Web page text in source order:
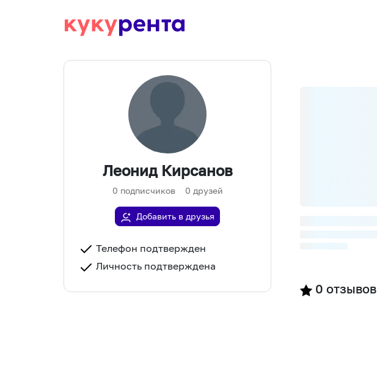
Леонид Кирсанов
0 подписчиков 0 друзей
Добавить в друзья
Телефон подтвержден
Личность подтверждена
0 отзывов